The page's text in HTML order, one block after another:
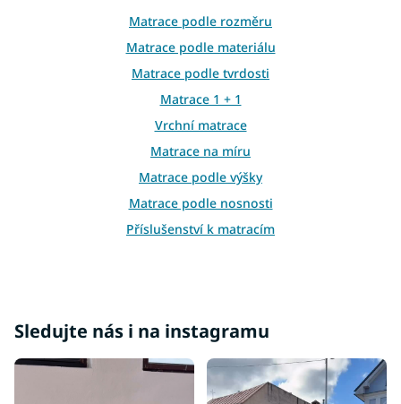
v
k
y
v
p
i
s
u
Matrace podle rozměru
Matrace podle materiálu
Matrace podle tvrdosti
Matrace 1 + 1
Vrchní matrace
Matrace na míru
Matrace podle výšky
Matrace podle nosnosti
Příslušenství k matracím
Sledujte nás i na instagramu